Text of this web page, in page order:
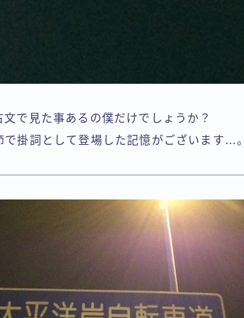
で見た事あるの僕だけでしょうか？
で掛詞として登場した記憶がございます…。